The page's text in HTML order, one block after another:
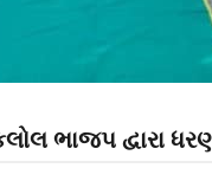
ભાજપ દ્વારા